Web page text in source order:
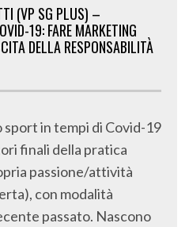
(VP SG PLUS) –
19: FARE MARKETING
DELLA RESPONSABILITÀ
in tempi di Covid-19
finali della pratica
passione/attività
con modalità
passato. Nascono